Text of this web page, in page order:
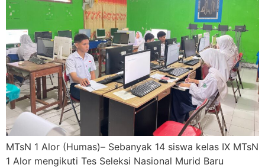
MTsN 1 Alor (Humas)– Sebanyak 14 siswa kelas IX MTsN
1 Alor mengikuti Tes Seleksi Nasional Murid Baru